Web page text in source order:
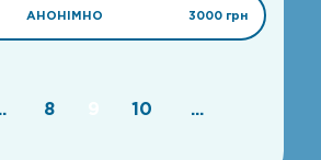
АНОНІМНО 3000 грн
8 10
...